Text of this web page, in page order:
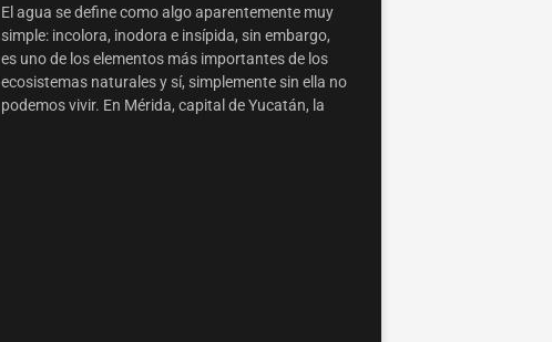
El agua se define como algo aparentemente muy
simple: incolora, inodora e insípida, sin embargo,
es uno de los elementos más importantes de los
ecosistemas naturales y sí, simplemente sin ella no
podemos vivir. En Mérida, capital de Yucatán, la